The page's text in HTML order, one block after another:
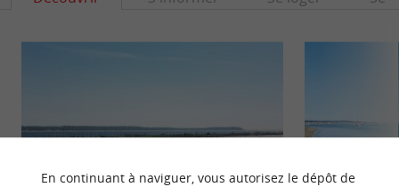
En continuant à naviguer, vous autorisez le dépôt de